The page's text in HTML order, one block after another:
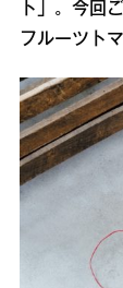
ト」。今回
フルーツト